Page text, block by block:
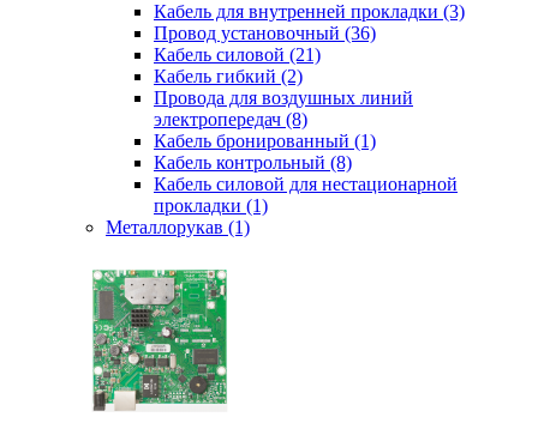
Кабель для внутренней прокладки (3)
Провод установочный (36)
Кабель силовой (21)
Кабель гибкий (2)
Провода для воздушных линий
электропередач (8)
Кабель бронированный (1)
Кабель контрольный (8)
Кабель силовой для нестационарной
прокладки (1)
Металлорукав (1)